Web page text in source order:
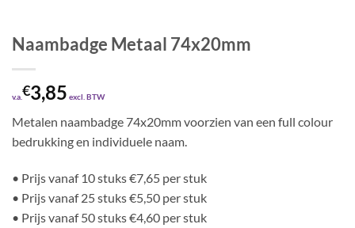
Naambadge Metaal 74x20mm
v.a.€3,85 excl. BTW
Metalen naambadge 74x20mm voorzien van een full colour
bedrukking en individuele naam.
• Prijs vanaf 10 stuks €7,65 per stuk
• Prijs vanaf 25 stuks €5,50 per stuk
• Prijs vanaf 50 stuks €4,60 per stuk